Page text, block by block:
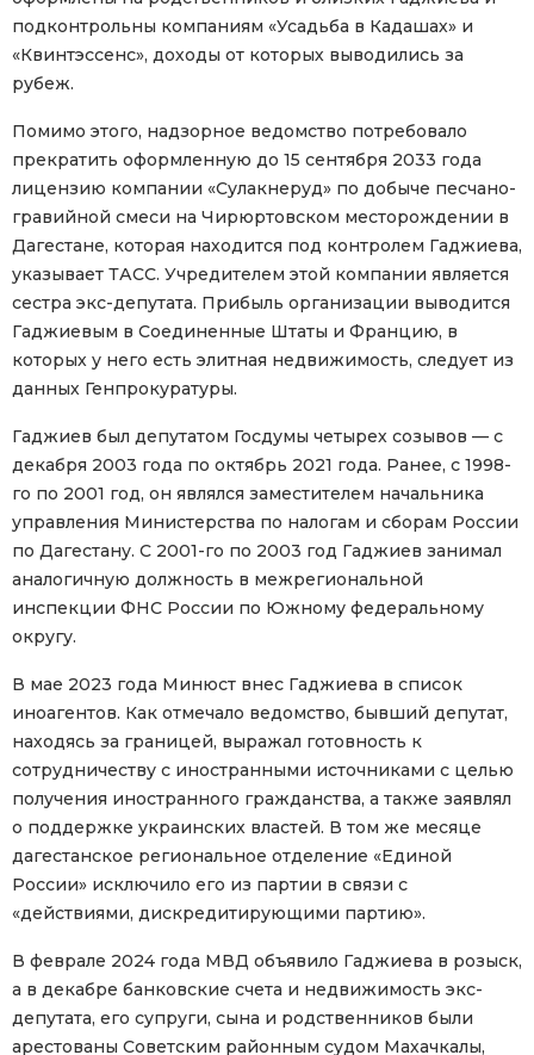
подконтрольны компаниям «Усадьба в Кадашах» и
«Квинтэссенс», доходы от которых выводились за
рубеж.
Помимо этого, надзорное ведомство потребовало
прекратить оформленную до 15 сентября 2033 года
лицензию компании «Сулакнеруд» по добыче песчано-
гравийной смеси на Чирюртовском месторождении в
Дагестане, которая находится под контролем Гаджиева,
указывает ТАСС. Учредителем этой компании является
сестра экс-депутата. Прибыль организации выводится
Гаджиевым в Соединенные Штаты и Францию, в
которых у него есть элитная недвижимость, следует из
данных Генпрокуратуры.
Гаджиев был депутатом Госдумы четырех созывов — с
декабря 2003 года по октябрь 2021 года. Ранее, с 1998-
го по 2001 год, он являлся заместителем начальника
управления Министерства по налогам и сборам России
по Дагестану. С 2001-го по 2003 год Гаджиев занимал
аналогичную должность в межрегиональной
инспекции ФНС России по Южному федеральному
округу.
В мае 2023 года Минюст внес Гаджиева в список
иноагентов. Как отмечало ведомство, бывший депутат,
находясь за границей, выражал готовность к
сотрудничеству с иностранными источниками с целью
получения иностранного гражданства, а также заявлял
о поддержке украинских властей. В том же месяце
дагестанское региональное отделение «Единой
России» исключило его из партии в связи с
«действиями, дискредитирующими партию».
В феврале 2024 года МВД объявило Гаджиева в розыск,
а в декабре банковские счета и недвижимость экс-
депутата, его супруги, сына и родственников были
арестованы Советским районным судом Махачкалы,